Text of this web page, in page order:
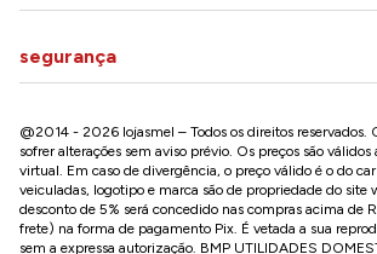
segurança
@2014 - 2026 lojasmel – Todos os direitos reservados.
sofrer alterações sem aviso prévio. Os preços são válidos
virtual. Em caso de divergência, o preço válido é o do
veiculadas, logotipo e marca são de propriedade do site
desconto de 5% será concedido nas compras acima de
frete) na forma de pagamento Pix. É vetada a sua
sem a expressa autorização. BMP UTILIDADES